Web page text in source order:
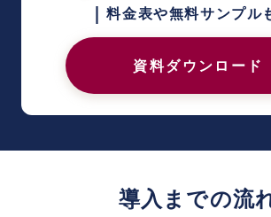
| 料金表や無料サンプル
資料ダウンロード
導入までの流